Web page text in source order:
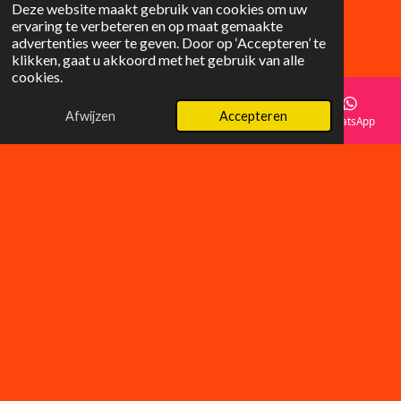
Deze website maakt gebruik van cookies om uw
ervaring te verbeteren en op maat gemaakte
advertenties weer te geven. Door op ‘Accepteren’ te
klikken, gaat u akkoord met het gebruik van alle
cookies.
Afwijzen Accepteren
F
a
c
e
k
I
n
s
g
a
© 2025 Lilysgifts
E-mailadres Instagram WhatsApp